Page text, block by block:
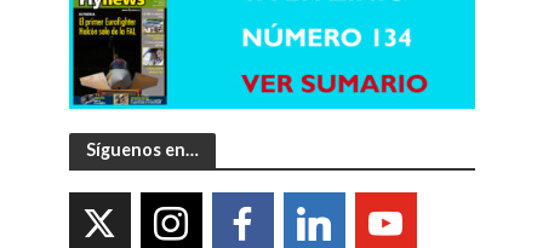
Síguenos en…